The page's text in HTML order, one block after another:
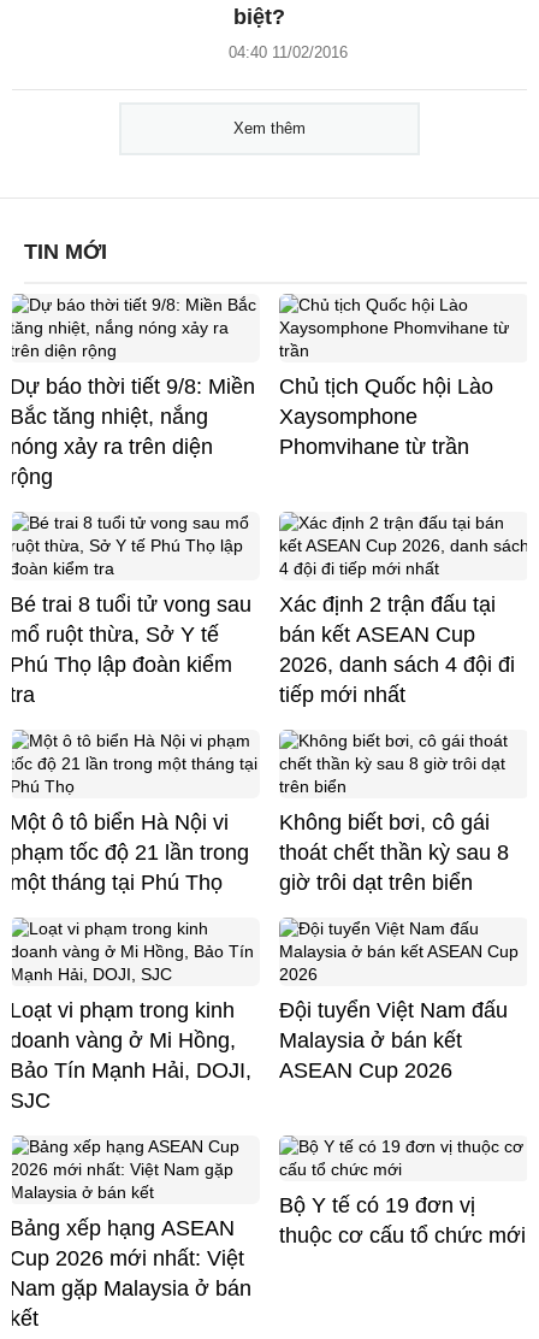
biệt?
04:40 11/02/2016
Xem thêm
TIN MỚI
Dự báo thời tiết 9/8: Miền
Bắc tăng nhiệt, nắng
nóng xảy ra trên diện
rộng
Chủ tịch Quốc hội Lào
Xaysomphone
Phomvihane từ trần
Bé trai 8 tuổi tử vong sau
mổ ruột thừa, Sở Y tế
Phú Thọ lập đoàn kiểm
tra
Xác định 2 trận đấu tại
bán kết ASEAN Cup
2026, danh sách 4 đội đi
tiếp mới nhất
Một ô tô biển Hà Nội vi
phạm tốc độ 21 lần trong
một tháng tại Phú Thọ
Không biết bơi, cô gái
thoát chết thần kỳ sau 8
giờ trôi dạt trên biển
Loạt vi phạm trong kinh
doanh vàng ở Mi Hồng,
Bảo Tín Mạnh Hải, DOJI,
SJC
Đội tuyển Việt Nam đấu
Malaysia ở bán kết
ASEAN Cup 2026
Bảng xếp hạng ASEAN
Cup 2026 mới nhất: Việt
Nam gặp Malaysia ở bán
kết
Bộ Y tế có 19 đơn vị
thuộc cơ cấu tổ chức mới